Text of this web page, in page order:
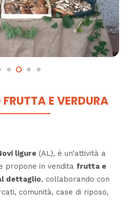
E VERDURA
ligure (AL), è un’attività a
propone in vendita frutta e
dettaglio, collaborando con
comunità, case di riposo,